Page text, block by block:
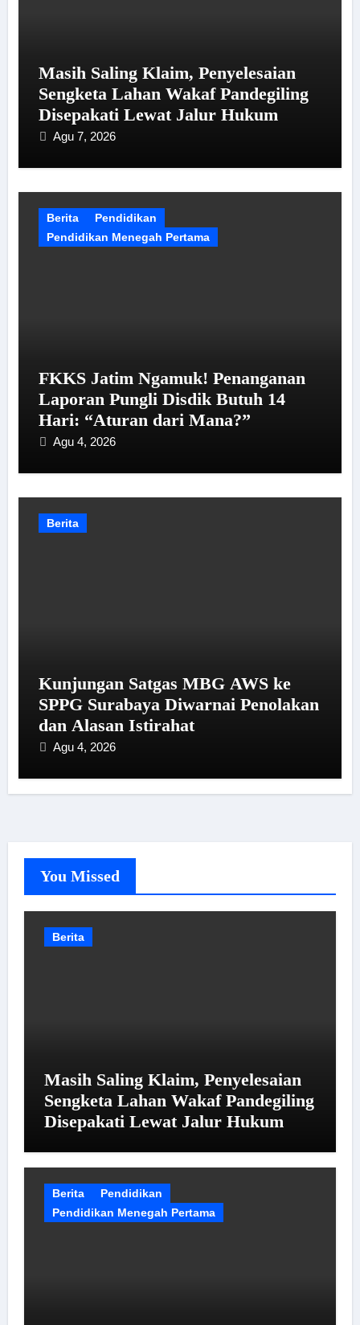
Masih Saling Klaim, Penyelesaian
Sengketa Lahan Wakaf Pandegiling
Disepakati Lewat Jalur Hukum
Agu 7, 2026
Berita
Pendidikan
Pendidikan Menegah Pertama
FKKS Jatim Ngamuk! Penanganan
Laporan Pungli Disdik Butuh 14
Hari: “Aturan dari Mana?”
Agu 4, 2026
Berita
Kunjungan Satgas MBG AWS ke
SPPG Surabaya Diwarnai Penolakan
dan Alasan Istirahat
Agu 4, 2026
You Missed
Berita
Masih Saling Klaim, Penyelesaian
Sengketa Lahan Wakaf Pandegiling
Disepakati Lewat Jalur Hukum
Berita
Pendidikan
Pendidikan Menegah Pertama